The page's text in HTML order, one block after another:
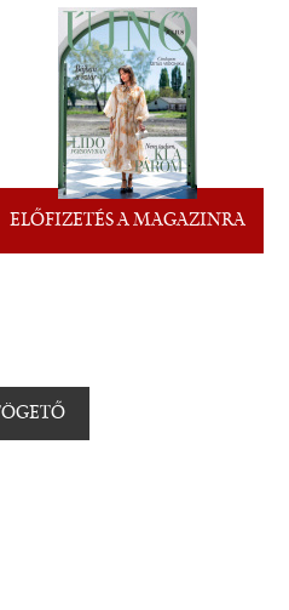
ELŐFIZETÉS A MAGAZINRA